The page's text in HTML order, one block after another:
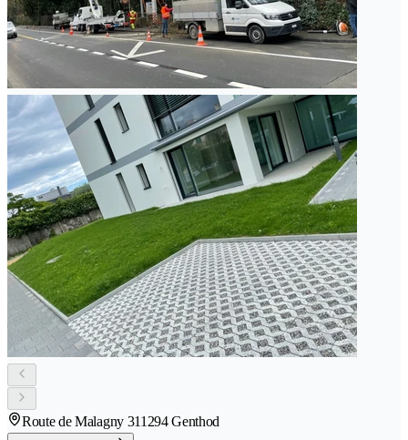
Route de Malagny 311294 Genthod